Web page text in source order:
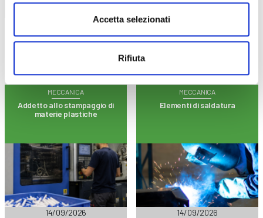
Accetta selezionati
Rifiuta
Trova il tuo corso
MECCANICA
Addetto allo stampaggio di
materie plastiche
14/09/2026
MECCANICA
Elementi di saldatura
14/09/2026